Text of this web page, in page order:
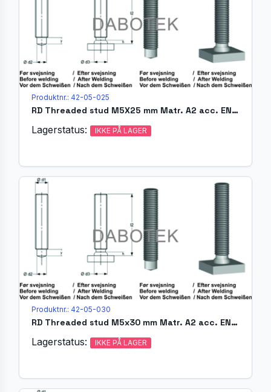
Produktnr.: 42-05-025
RD Threaded stud M5X25 mm Matr. A2 acc. EN ISO 13918 (MR)
Lagerstatus: IKKE PÅ LAGER
Produktnr.: 42-05-030
RD Threaded stud M5x30 mm Matr. A2 acc. EN ISO 13918 (MR)
Lagerstatus: IKKE PÅ LAGER